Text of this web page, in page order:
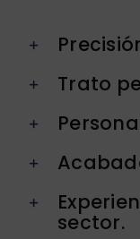
Trato
sector.